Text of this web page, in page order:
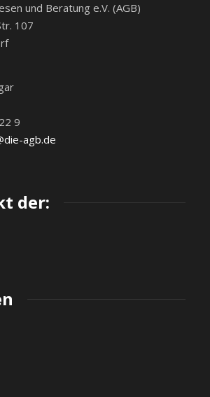
und Beratung e.V. (AGB)
107
9
agb.de
der: